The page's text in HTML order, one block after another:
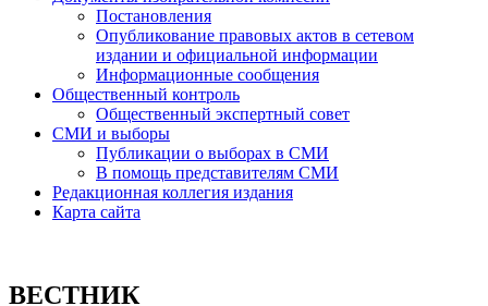
Постановления
Опубликование правовых актов в сетевом
издании и официальной информации
Информационные сообщения
Общественный контроль
Общественный экспертный совет
СМИ и выборы
Публикации о выборах в СМИ
В помощь представителям СМИ
Редакционная коллегия издания
Карта сайта
ВЕСТНИК